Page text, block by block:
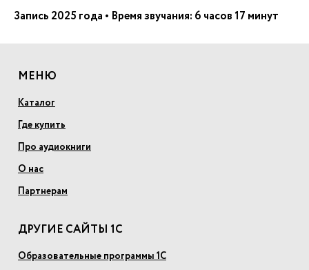
Запись 2025 года • Время звучания: 6 часов 17 минут
МЕНЮ
Каталог
Где купить
Про аудиокниги
О нас
Партнерам
ДРУГИЕ САЙТЫ 1С
Образовательные программы 1С